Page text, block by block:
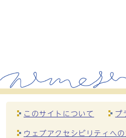
このサイトについて プ
ウェブアクセシビリティへの